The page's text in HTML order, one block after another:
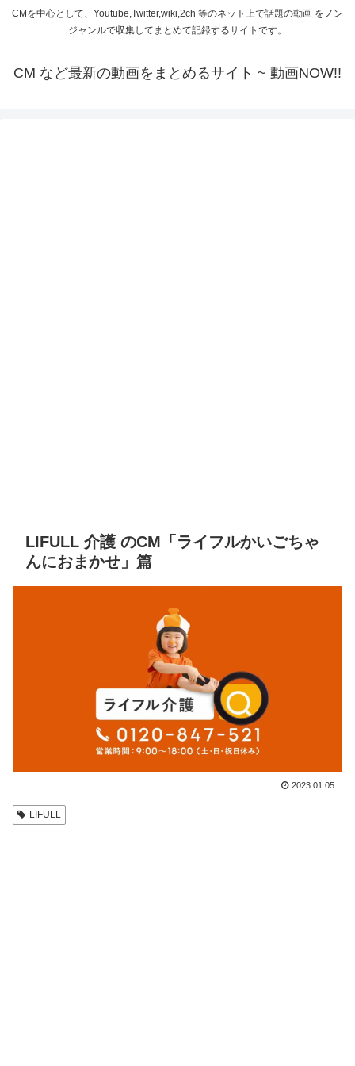
CMを中心として、Youtube,Twitter,wiki,2ch 等のネット上で話題の動画 をノン
ジャンルで収集してまとめて記録するサイトです。
CM など最新の動画をまとめるサイト ~ 動画NOW!!
LIFULL 介護 のCM「ライフルかいごちゃ
んにおまかせ」篇
2023.01.05
LIFULL